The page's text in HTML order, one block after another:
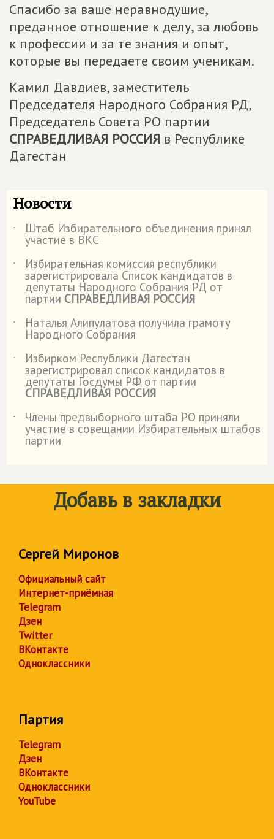
Спасибо за ваше неравнодушие,
преданное отношение к делу, за любовь
к профессии и за те знания и опыт,
которые вы передаете своим ученикам.
Камил Давдиев, заместитель
Председателя Народного Собрания РД,
Председатель Совета РО партии
СПРАВЕДЛИВАЯ РОССИЯ в Республике
Дагестан
Новости
˙ Штаб Избирательного объединения принял
участие в ВКС
˙
Избирательная комиссия республики
зарегистрировала Список кандидатов в
депутаты Народного Собрания РД от
партии СПРАВЕДЛИВАЯ РОССИЯ
˙
Наталья Алипулатова получила грамоту
Народного Собрания
˙
Избирком Республики Дагестан
зарегистрировал список кандидатов в
депутаты Госдумы РФ от партии
СПРАВЕДЛИВАЯ РОССИЯ
˙
Члены предвыборного штаба РО приняли
участие в совещании Избирательных штабов
партии
Добавь в закладки
Сергей Миронов
Официальный сайт
Интернет-приёмная
Telegram
Дзен
Twitter
ВКонтакте
Одноклассники
Партия
Telegram
Дзен
ВКонтакте
Одноклассники
YouTube